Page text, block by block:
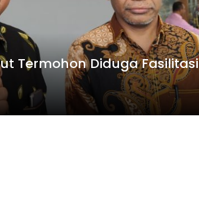
Termohon Diduga Fasilitasi